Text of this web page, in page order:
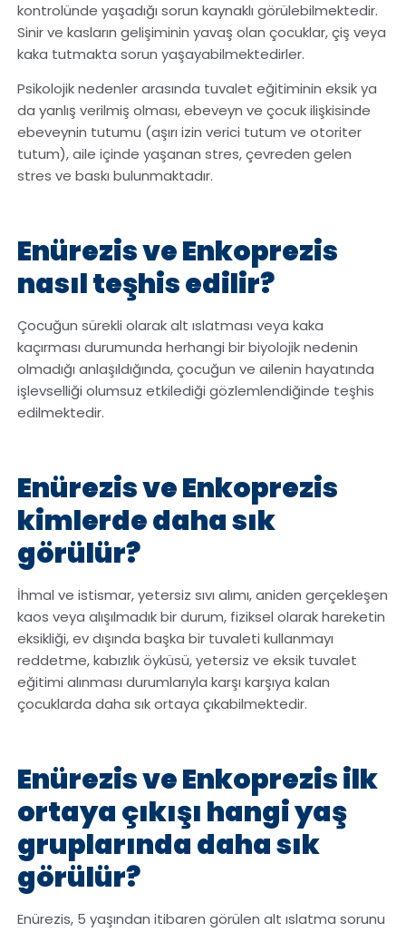
kontrolünde yaşadığı sorun kaynaklı görülebilmektedir.
Sinir ve kasların gelişiminin yavaş olan çocuklar, çiş veya
kaka tutmakta sorun yaşayabilmektedirler.
Psikolojik nedenler arasında tuvalet eğitiminin eksik ya
da yanlış verilmiş olması, ebeveyn ve çocuk ilişkisinde
ebeveynin tutumu (aşırı izin verici tutum ve otoriter
tutum), aile içinde yaşanan stres, çevreden gelen
stres ve baskı bulunmaktadır.
Enürezis ve Enkoprezis
nasıl teşhis edilir?
Çocuğun sürekli olarak alt ıslatması veya kaka
kaçırması durumunda herhangi bir biyolojik nedenin
olmadığı anlaşıldığında, çocuğun ve ailenin hayatında
işlevselliği olumsuz etkilediği gözlemlendiğinde teşhis
edilmektedir.
Enürezis ve Enkoprezis
kimlerde daha sık
görülür?
İhmal ve istismar, yetersiz sıvı alımı, aniden gerçekleşen
kaos veya alışılmadık bir durum, fiziksel olarak hareketin
eksikliği, ev dışında başka bir tuvaleti kullanmayı
reddetme, kabızlık öyküsü, yetersiz ve eksik tuvalet
eğitimi alınması durumlarıyla karşı karşıya kalan
çocuklarda daha sık ortaya çıkabilmektedir.
Enürezis ve Enkoprezis ilk
ortaya çıkışı hangi yaş
gruplarında daha sık
görülür?
Enürezis, 5 yaşından itibaren görülen alt ıslatma sorunu